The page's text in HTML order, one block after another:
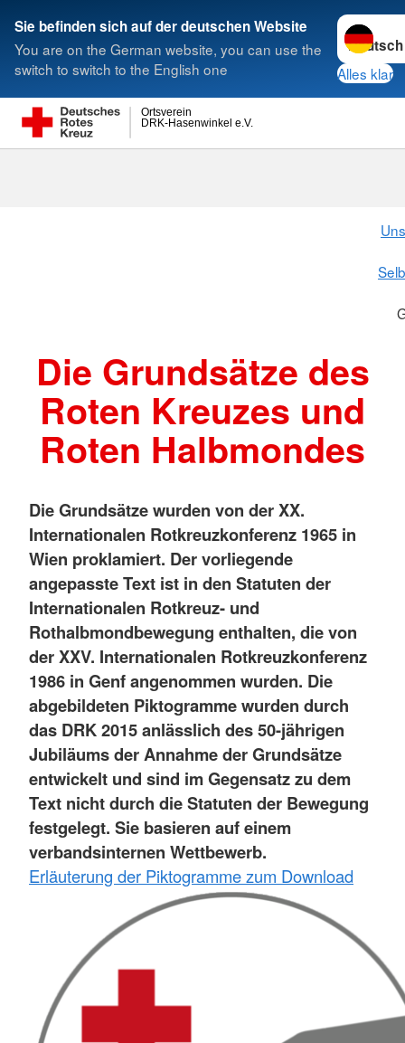
Sie befinden sich auf der deutschen Website
You are on the German website, you can use the
switch to switch to the English one
Sprache
Alles klar
DRK-Hasenwinkel e.V.
Ortsverein
Suche
Die Grundsätze des
Roten Kreuzes und
Roten Halbmondes
Die Grundsätze wurden von der XX.
Internationalen Rotkreuzkonferenz 1965 in
Wien proklamiert. Der vorliegende
angepasste Text ist in den Statuten der
Internationalen Rotkreuz- und
Rothalbmondbewegung enthalten, die von
der XXV. Internationalen Rotkreuzkonferenz
1986 in Genf angenommen wurden. Die
abgebildeten Piktogramme wurden durch
das DRK 2015 anlässlich des 50-jährigen
Jubiläums der Annahme der Grundsätze
entwickelt und sind im Gegensatz zu dem
Text nicht durch die Statuten der Bewegung
festgelegt. Sie basieren auf einem
verbandsinternen Wettbewerb.
Erläuterung der Piktogramme zum Download